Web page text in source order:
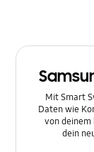
Ton
Mit Smart
Daten wie
von
dein